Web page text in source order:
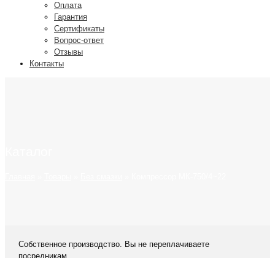
Оплата
Гарантия
Сертификаты
Вопрос-ответ
Отзывы
Контакты
Собственное производство. Вы не переплачиваете
посредникам.